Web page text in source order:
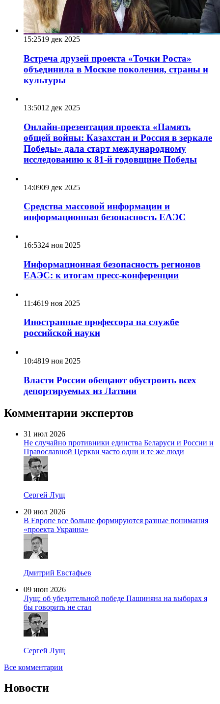
15:2519 дек 2025
Встреча друзей проекта «Точки Роста»
объединила в Москве поколения, страны и
культуры
13:5012 дек 2025
Онлайн-презентация проекта «Память
общей войны: Казахстан и Россия в зеркале
Победы» дала старт международному
исследованию к 81-й годовщине Победы
14:0909 дек 2025
Средства массовой информации и
информационная безопасность ЕАЭС
16:5324 ноя 2025
Информационная безопасность регионов
ЕАЭС: к итогам пресс-конференции
11:4619 ноя 2025
Иностранные профессора на службе
российской науки
10:4819 ноя 2025
Власти России обещают обустроить всех
депортируемых из Латвии
Комментарии экспертов
31 июл 2026
Не случайно противники единства Беларуси и России и
Православной Церкви часто одни и те же люди
Сергей Лущ
20 июл 2026
В Европе все больше формируются разные понимания
«проекта Украина»
Дмитрий Евстафьев
09 июн 2026
Лущ: об убедительной победе Пашиняна на выборах я
бы говорить не стал
Сергей Лущ
Все комментарии
Новости